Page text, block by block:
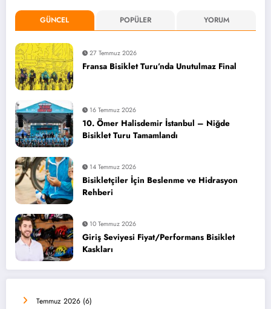
GÜNCEL POPÜLER YORUM
27 Temmuz 2026
Fransa Bisiklet Turu’nda Unutulmaz Final
16 Temmuz 2026
10. Ömer Halisdemir İstanbul – Niğde
Bisiklet Turu Tamamlandı
14 Temmuz 2026
Bisikletçiler İçin Beslenme ve Hidrasyon
Rehberi
10 Temmuz 2026
Giriş Seviyesi Fiyat/Performans Bisiklet
Kaskları
Temmuz 2026 (6)